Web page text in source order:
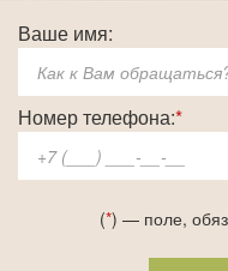
Ваше имя:
Номер телефона:*
(*) — поле,